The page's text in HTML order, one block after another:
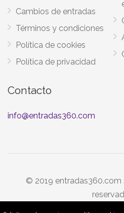
Cambios de entradas
Términos y condiciones
Política de cookies
Política de privacidad
Contacto
info@entradas360.com
© 2019 entradas360.com